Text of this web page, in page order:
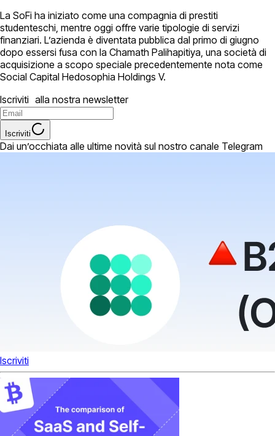
La SoFi ha iniziato come una compagnia di prestiti
studenteschi, mentre oggi offre varie tipologie di servizi
finanziari. L’azienda è diventata pubblica dal primo di giugno
dopo essersi fusa con la Chamath Palihapitiya, una società di
acquisizione a scopo speciale precedentemente nota come
Social Capital Hedosophia Holdings V.
Iscriviti alla nostra newsletter
Iscriviti
Dai un’occhiata alle ultime novità sul nostro canale Telegram
Iscriviti